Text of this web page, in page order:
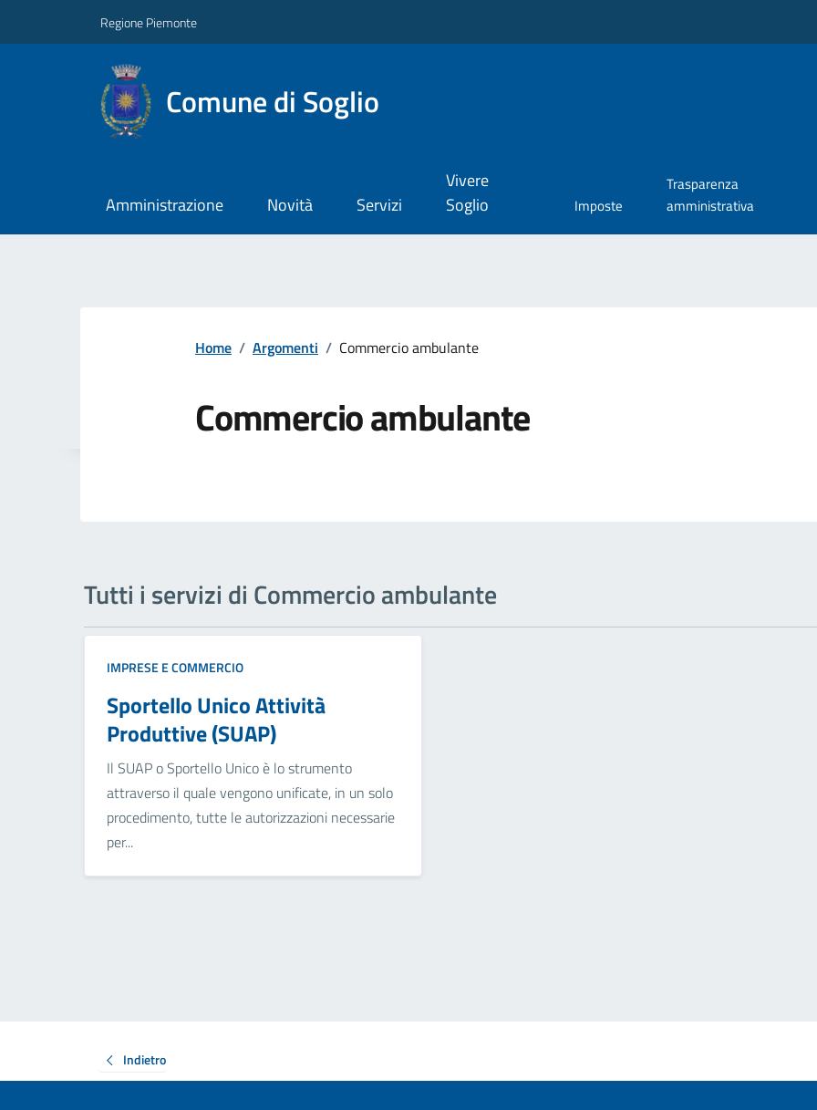
Regione Piemonte
Comune di Soglio
Amministrazione Novità Servizi
Vivere
Soglio
Imposte
Trasparenza
amministrativa
Home / Argomenti / Commercio ambulante
Commercio ambulante
Tutti i servizi di Commercio ambulante
IMPRESE E COMMERCIO
Sportello Unico Attività
Produttive (SUAP)
Il SUAP o Sportello Unico è lo strumento
attraverso il quale vengono unificate, in un solo
procedimento, tutte le autorizzazioni necessarie
per...
Indietro